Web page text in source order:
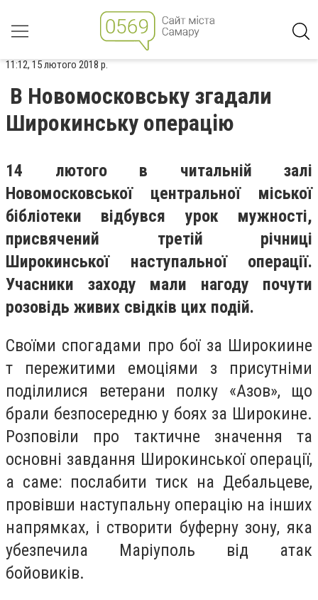
11:12, 15 лютого 2018 р.
В Новомосковську згадали
Широкинську операцію
14 лютого в читальній залі
Новомосковської центральної міської
бібліотеки відбувся урок мужності,
присвячений третій річниці
Широкинської наступальної операції.
Учасники заходу мали нагоду почути
розовідь живих свідків цих подій.
Своїми спогадами про бої за Широкиине
т пережитими емоціями з присутніми
поділилися ветерани полку «Азов», що
брали безпосередню у боях за Широкине.
Розповіли про тактичне значення та
основні завдання Широкинської операції,
а саме: послабити тиск на Дебальцеве,
провівши наступальну операцію на інших
напрямках, і створити буферну зону, яка
убезпечила Маріуполь від атак
бойовиків.